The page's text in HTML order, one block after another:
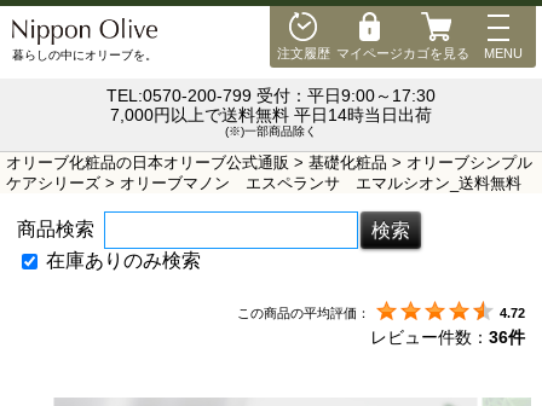
注文履歴 マイページカゴを見る
MENU
MENU
暮らしの中にオリーブを。
TEL:0570-200-799 受付：平日9:00～17:30
7,000円以上で送料無料 平日14時当日出荷
(※)一部商品除く
オリーブ化粧品の日本オリーブ公式通販 > 基礎化粧品 > オリーブシンプル
ケアシリーズ > オリーブマノン エスペランサ エマルシオン_送料無料
商品検索
在庫ありのみ検索
この商品の平均評価： 4.72
レビュー件数： 36件